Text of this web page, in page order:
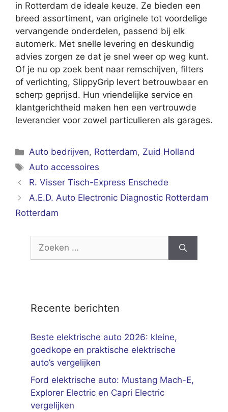
in Rotterdam de ideale keuze. Ze bieden een
breed assortiment, van originele tot voordelige
vervangende onderdelen, passend bij elk
automerk. Met snelle levering en deskundig
advies zorgen ze dat je snel weer op weg kunt.
Of je nu op zoek bent naar remschijven, filters
of verlichting, SlippyGrip levert betrouwbaar en
scherp geprijsd. Hun vriendelijke service en
klantgerichtheid maken hen een vertrouwde
leverancier voor zowel particulieren als garages.
Categorieën
Auto bedrijven, Rotterdam, Zuid Holland
Tags
Auto accessoires
R. Visser Tisch-Express Enschede
A.E.D. Auto Electronic Diagnostic Rotterdam
Rotterdam
Zoek
Recente berichten
Beste elektrische auto 2026: kleine,
goedkope en praktische elektrische
auto’s vergelijken
Ford elektrische auto: Mustang Mach-E,
Explorer Electric en Capri Electric
vergelijken